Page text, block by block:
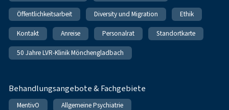
Öffentlichkeitsarbeit Diversity und Migration Ethik
Kontakt Anreise Personalrat Standortkarte
50 Jahre LVR-Klinik Mönchengladbach
Behandlungsangebote & Fachgebiete
MentivO Allgemeine Psychiatrie